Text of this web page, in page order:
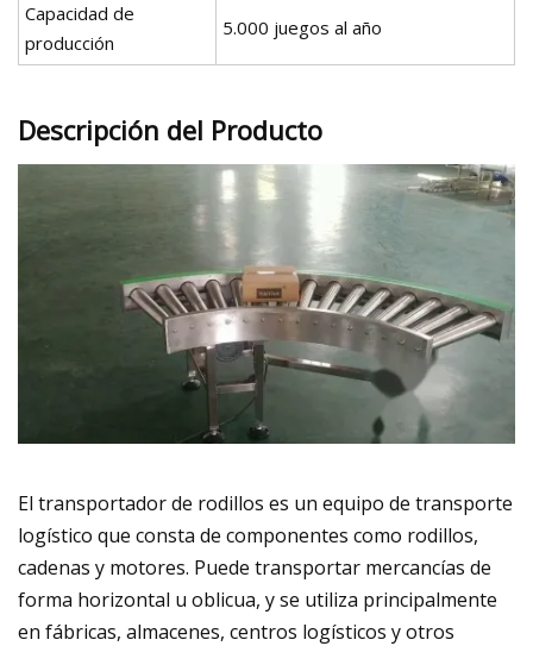
Capacidad de
producción
5.000 juegos al año
Descripción del Producto
El transportador de rodillos es un equipo de transporte
logístico que consta de componentes como rodillos,
cadenas y motores. Puede transportar mercancías de
forma horizontal u oblicua, y se utiliza principalmente
en fábricas, almacenes, centros logísticos y otros